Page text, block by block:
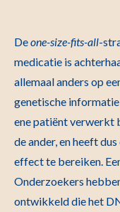
Deone-size-fits-all-
medicatie is
allemaal anders op
genetische
ene patiënt verwerkt
de ander, en heeft
effect te bereiken.
Onderzoekers
ontwikkeld die het